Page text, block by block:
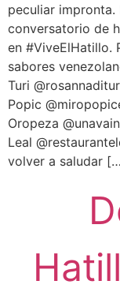
peculiar impronta.
conversatorio de
en #ViveElHatillo.
sabores
Turi
Popic
Oropeza
Leal
volver a saludar